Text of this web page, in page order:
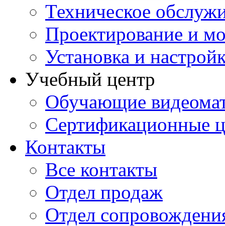
Техническое
Проектирование и
Установка и
Учебный центр
Обучающие
Сертификационные
Контакты
Все контакты
Отдел продаж
Отдел